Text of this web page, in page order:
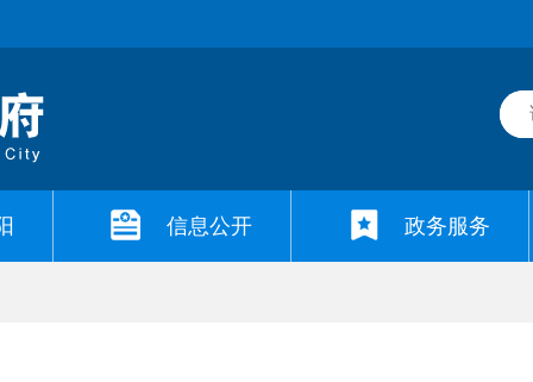
信息公开 政务服务